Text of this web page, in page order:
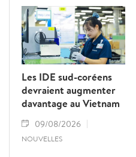
formation, de conseil
en réseau
approfondir le
global renforcé entre
Les IDE sud-coréens
devraient augmenter
davantage au Vietnam
09/08/2026
NOUVELLES